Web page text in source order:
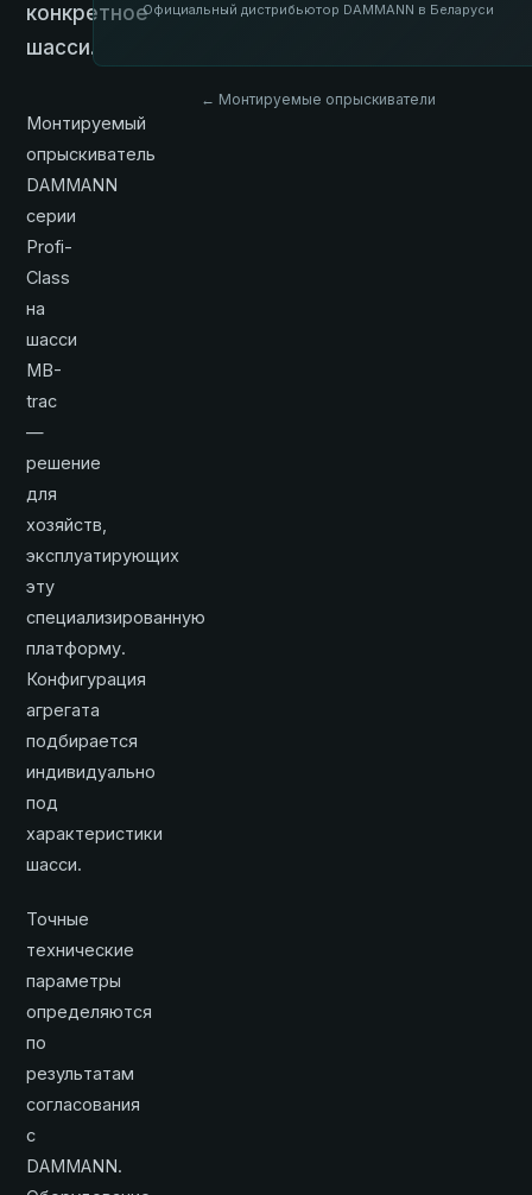
конкретное
шасси.
Монтируемый
опрыскиватель
DAMMANN
серии
Profi-
Class
на
шасси
MB-
trac
—
решение
для
хозяйств,
эксплуатирующих
эту
специализированную
платформу.
Конфигурация
агрегата
подбирается
индивидуально
под
характеристики
шасси.
Точные
технические
параметры
определяются
по
результатам
согласования
с
DAMMANN.
Официальный дистрибьютор DAMMANN в Беларуси
← Монтируемые опрыскиватели